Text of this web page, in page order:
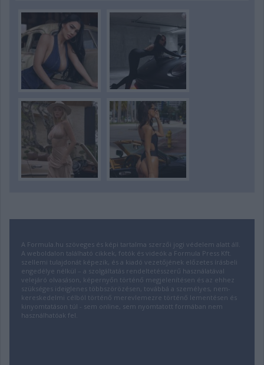
A Formula.hu szöveges és képi tartalma szerzői jogi védelem alatt áll.
A weboldalon található cikkek, fotók és videók a Formula Press Kft.
szellemi tulajdonát képezik, és a kiadó vezetőjének előzetes írásbeli
engedélye nélkül – a szolgáltatás rendeltetésszerű használatával
velejáró olvasáson, képernyőn történő megjelenítésen és az ehhez
szükséges ideiglenes többszörözésen, továbbá a személyes, nem-
kereskedelmi célból történő merevlemezre történő lementésen és
kinyomtatáson túl - sem online, sem nyomtatott formában nem
használhatóak fel.